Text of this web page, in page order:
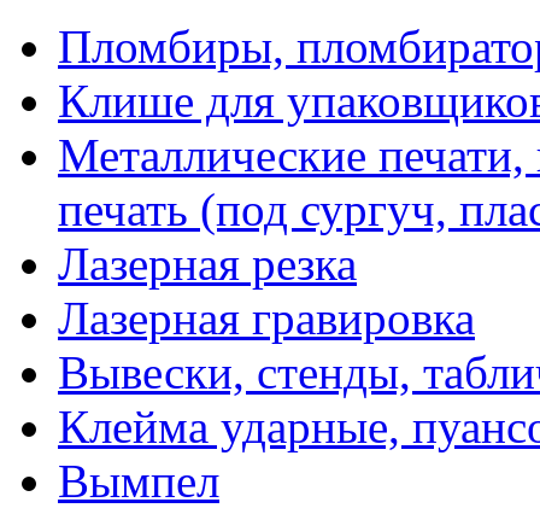
Пломбиры,
Клише для
Металлические
печать (под сургуч,
Лазерная резка
Лазерная гравировка
Вывески, стенды,
Клейма ударные,
Вымпел